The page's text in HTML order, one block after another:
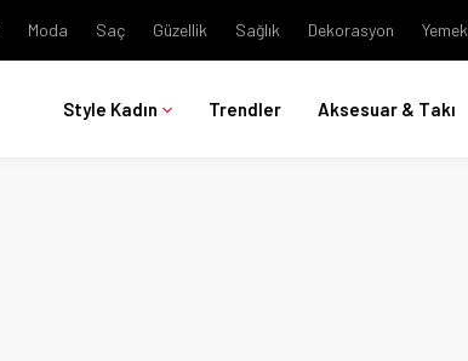
Moda Saç Güzellik Sağlık Dekorasyon Yemek
Style Kadın Trendler Aksesuar & Takı